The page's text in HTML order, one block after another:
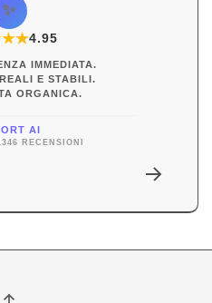
✨
★★
★4.95
IMMEDIATA.
E STABILI.
ORGANICA.
AI
RECENSIONI